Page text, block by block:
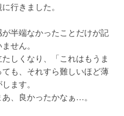
行きました。
半端なかったことだけが記
せん。
しくなり、「これはもうま
も、それすら難しいほど薄
ます。
、良かったかなぁ…。